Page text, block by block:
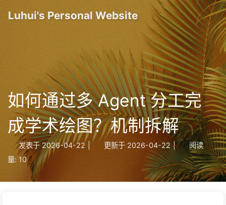
Luhui's Personal Website
如何通过多 Agent 分工完
成学术绘图？机制拆解
发表于 2026-04-22 | 更新于 2026-04-22 |
阅读
量: 10